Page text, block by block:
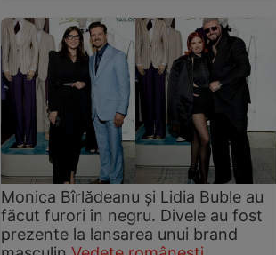
Monica Bîrlădeanu şi Lidia Buble au
făcut furori în negru. Divele au fost
prezente la lansarea unui brand